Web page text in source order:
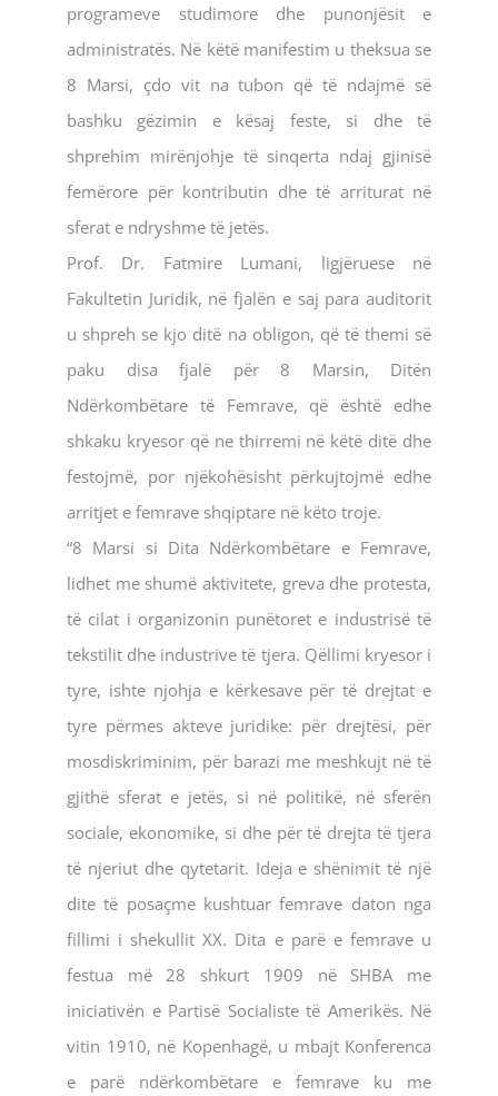
programeve studimore dhe punonjësit e
administratës. Në këtë manifestim u theksua se
8 Marsi, çdo vit na tubon që të ndajmë së
bashku gëzimin e kësaj feste, si dhe të
shprehim mirënjohje të sinqerta ndaj gjinisë
femërore për kontributin dhe të arriturat në
sferat e ndryshme të jetës.
Prof. Dr. Fatmire Lumani, ligjëruese në
Fakultetin Juridik, në fjalën e saj para auditorit
u shpreh se kjo ditë na obligon, që të themi së
paku disa fjalë për 8 Marsin, Ditën
Ndërkombëtare të Femrave, që është edhe
shkaku kryesor që ne thirremi në këtë ditë dhe
festojmë, por njëkohësisht përkujtojmë edhe
arritjet e femrave shqiptare në këto troje.
“8 Marsi si Dita Ndërkombëtare e Femrave,
lidhet me shumë aktivitete, greva dhe protesta,
të cilat i organizonin punëtoret e industrisë të
tekstilit dhe industrive të tjera. Qëllimi kryesor i
tyre, ishte njohja e kërkesave për të drejtat e
tyre përmes akteve juridike: për drejtësi, për
mosdiskriminim, për barazi me meshkujt në të
gjithë sferat e jetës, si në politikë, në sferën
sociale, ekonomike, si dhe për të drejta të tjera
të njeriut dhe qytetarit. Ideja e shënimit të një
dite të posaçme kushtuar femrave daton nga
fillimi i shekullit XX. Dita e parë e femrave u
festua më 28 shkurt 1909 në SHBA me
iniciativën e Partisë Socialiste të Amerikës. Në
vitin 1910, në Kopenhagë, u mbajt Konferenca
e parë ndërkombëtare e femrave ku me